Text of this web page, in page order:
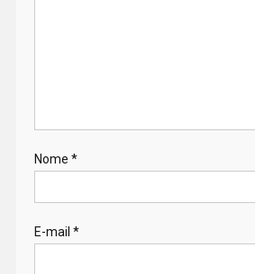
Nome *
E-mail *